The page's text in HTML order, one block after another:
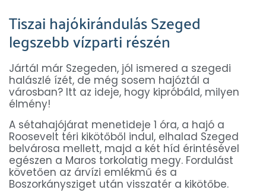
Tiszai hajókirándulás Szeged
legszebb vízparti részén
Jártál már Szegeden, jól ismered a szegedi
halászlé ízét, de még sosem hajóztál a
városban? Itt az ideje, hogy kipróbáld, milyen
élmény!
A sétahajójárat menetideje 1 óra, a hajó a
Roosevelt téri kikötőből indul, elhalad Szeged
belvárosa mellett, majd a két híd érintésével
egészen a Maros torkolatig megy. Fordulást
követően az árvízi emlékmű és a
Boszorkánysziget után visszatér a kikötőbe.